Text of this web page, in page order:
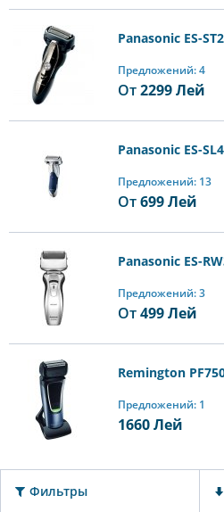
Panasonic ES-
Предложений: 4
От2299Лей
Panasonic ES-
Предложений: 13
От699Лей
Panasonic ES-
Предложений: 3
От499Лей
Remington
Предложений: 1
1660Лей
Фильтры